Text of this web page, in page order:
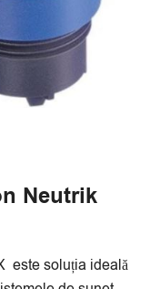
Neutrik
este soluția ideală